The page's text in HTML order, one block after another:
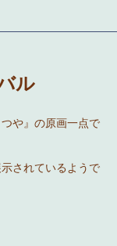
ル
や』の原画一点で
されているようで